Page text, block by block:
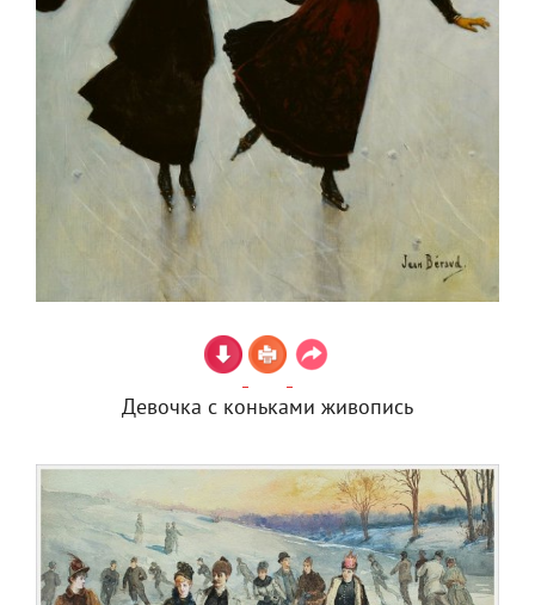
Девочка с коньками живопись